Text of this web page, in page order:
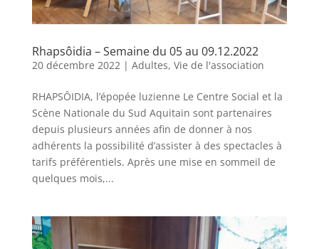
Rhapsôidia – Semaine du 05 au 09.12.2022
20 décembre 2022 | Adultes, Vie de l'association
RHAPSÔIDIA, l’épopée luzienne Le Centre Social et la
Scène Nationale du Sud Aquitain sont partenaires
depuis plusieurs années afin de donner à nos
adhérents la possibilité d’assister à des spectacles à
tarifs préférentiels. Après une mise en sommeil de
quelques mois,...